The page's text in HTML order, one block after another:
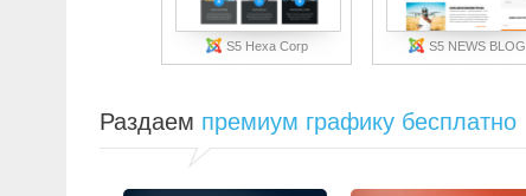
S5 Hexa Corp S5 NEWS BLOG
Раздаем премиум графику бесплатно